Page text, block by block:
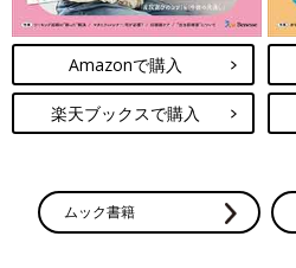
Amazonで購入
楽天ブックスで購入
ムック書籍